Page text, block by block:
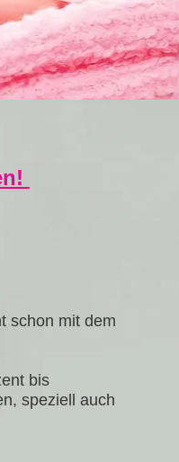
schon mit dem
bis
speziell auch